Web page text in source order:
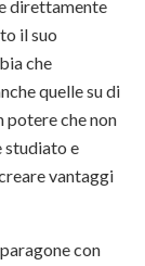
direttamente
il suo
che
quelle su di
potere che non
studiato e
vantaggi
con